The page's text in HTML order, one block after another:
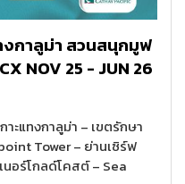
งกาลูม่า สวนสนุกมูฟ
NOV 25 - JUN 26
าะแทงกาลูม่า – เขตรักษา
Tower – ย่านเซิร์ฟ
นอร์โกลด์โคสต์ – Sea